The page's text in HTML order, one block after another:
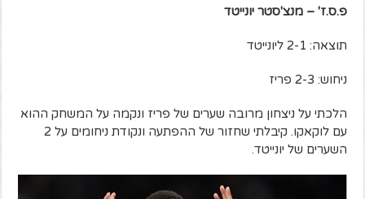
פ.ס.ז' – מנצ'סטר יונייטד
תוצאה: 2-1 ליונייטד
ניחוש: 2-3 פריז
הלכתי על ניצחון מרובה שערים של פריז ונקמה על המשחק ההוא
עם לוקאקו. קיבלתי שחזור של ההפתעה ונקודת ניחומים על 2
השערים של יונייטד.